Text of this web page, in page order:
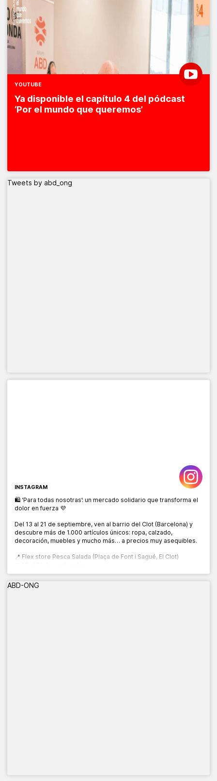
YOUTUBE
Ya disponible el capítulo 4 del pódcast
‘Por el mundo que queremos’
Tweets by abd_ong
INSTAGRAM
🛍️ ‘Para todas nosotras’: un mercado solidario que transforma el
dolor en fuerza 💜
Del 13 al 21 de septiembre, ven al barrio del Clot (Barcelona) y
descubre más de 1.000 artículos únicos: ropa, calzado,
decoración, muebles y mucho más… a precios muy asequibles.
📍 Flex store Pesca Salada (Plaça de Font i Sagué, El Clot)
🕙 10:00 a 20:00 h
ABD-ONG